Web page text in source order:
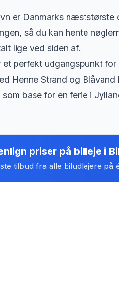
er Danmarks næststørste
så du kan hente
lige ved siden af.
et perfekt udgangspunkt
Henne Strand og
base for en ferie i
priser på billeje i
tilbud fra alle biludlejere på